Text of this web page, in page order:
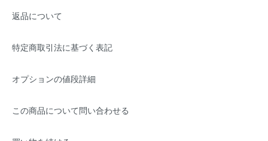
返品について
特定商取引法に基づく表記
オプションの値段詳細
この商品について問い合わせる